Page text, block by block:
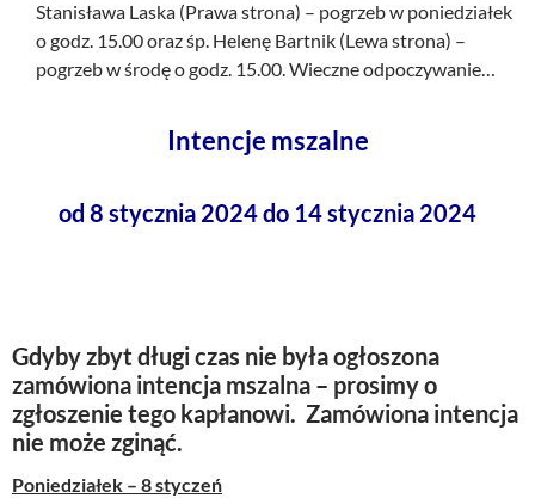
Stanisława Laska (Prawa strona) – pogrzeb w poniedziałek
o godz. 15.00 oraz śp. Helenę Bartnik (Lewa strona) –
pogrzeb w środę o godz. 15.00. Wieczne odpoczywanie…
Intencje mszalne
od 8 stycznia 2024 do 14 stycznia 2024
Gdyby zbyt długi czas nie była ogłoszona
zamówiona intencja mszalna – prosimy o
zgłoszenie tego kapłanowi. Zamówiona intencja
nie może zginąć.
Poniedziałek – 8 styczeń